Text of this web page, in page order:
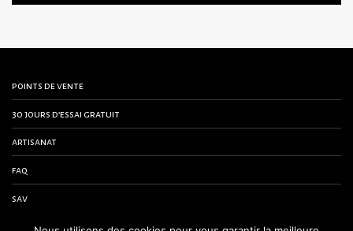
points de vente
30 jours d’essai gratuit
artisanat
faq
sav
contactez-nous